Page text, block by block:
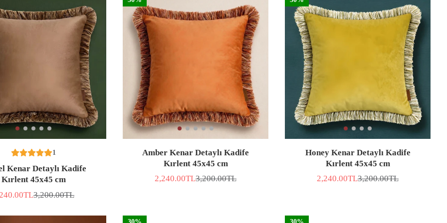
1
Kenar Detaylı Kadife
Kırlent 45x45 cm
Normal
3,200.00TL
Amber Kenar Detaylı Kadife
Kırlent 45x45 cm
İNDİRİMLİ
2,240.00TLNormal
3,200.00TL
Honey Kenar Detaylı Kadife
Kırlent 45x45 cm
İNDİRİMLİ
2,240.00TLNormal
3,200.00TL